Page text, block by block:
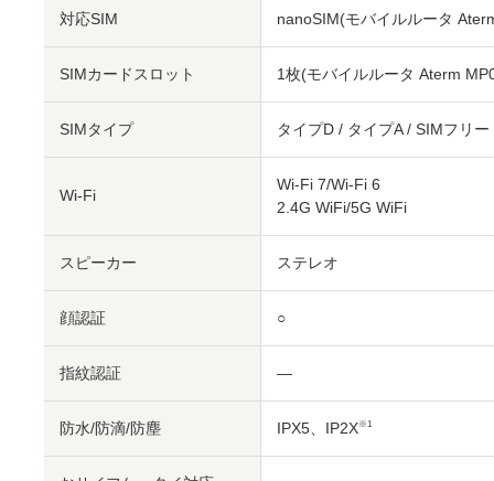
対応SIM nanoSIM(モバイルルータ
SIMカードスロット 1枚(モバイルルータ Aterm
SIMタイプ タイプD / タイプA / SIMフリー
Wi-Fi
Wi-Fi 7/Wi-Fi 6
2.4G WiFi/5G WiFi
スピーカー ステレオ
顔認証 ○
指紋認証 ―
防水/防滴/防塵 IPX5、IP2X※1